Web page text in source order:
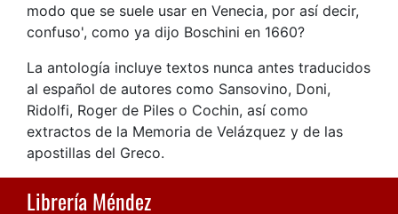
modo que se suele usar en Venecia, por así decir,
confuso', como ya dijo Boschini en 1660?
La antología incluye textos nunca antes traducidos
al español de autores como Sansovino, Doni,
Ridolfi, Roger de Piles o Cochin, así como
extractos de la Memoria de Velázquez y de las
apostillas del Greco.
Librería Méndez